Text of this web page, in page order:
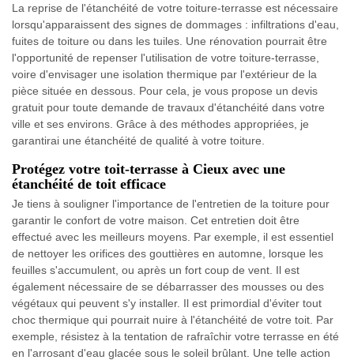
La reprise de l'étanchéité de votre toiture-terrasse est nécessaire
lorsqu'apparaissent des signes de dommages : infiltrations d'eau,
fuites de toiture ou dans les tuiles. Une rénovation pourrait être
l'opportunité de repenser l'utilisation de votre toiture-terrasse,
voire d'envisager une isolation thermique par l'extérieur de la
pièce située en dessous. Pour cela, je vous propose un devis
gratuit pour toute demande de travaux d'étanchéité dans votre
ville et ses environs. Grâce à des méthodes appropriées, je
garantirai une étanchéité de qualité à votre toiture.
Protégez votre toit-terrasse à Cieux avec une
étanchéité de toit efficace
Je tiens à souligner l'importance de l'entretien de la toiture pour
garantir le confort de votre maison. Cet entretien doit être
effectué avec les meilleurs moyens. Par exemple, il est essentiel
de nettoyer les orifices des gouttières en automne, lorsque les
feuilles s'accumulent, ou après un fort coup de vent. Il est
également nécessaire de se débarrasser des mousses ou des
végétaux qui peuvent s'y installer. Il est primordial d'éviter tout
choc thermique qui pourrait nuire à l'étanchéité de votre toit. Par
exemple, résistez à la tentation de rafraîchir votre terrasse en été
en l'arrosant d'eau glacée sous le soleil brûlant. Une telle action